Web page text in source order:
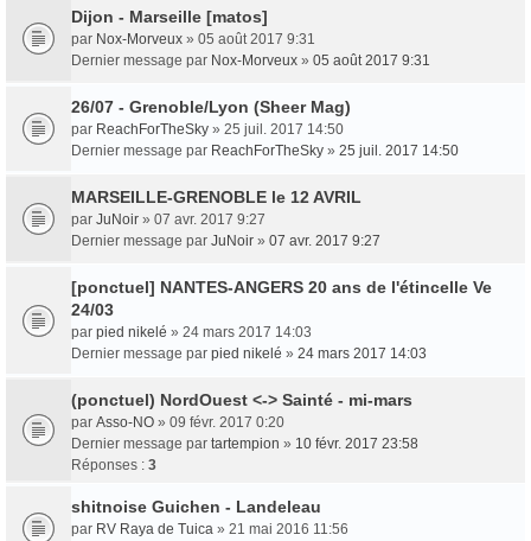
Dijon - Marseille [matos]
par Nox-Morveux » 05 août 2017 9:31
Dernier message par Nox-Morveux » 05 août 2017 9:31
26/07 - Grenoble/Lyon (Sheer Mag)
par ReachForTheSky » 25 juil. 2017 14:50
Dernier message par ReachForTheSky » 25 juil. 2017 14:50
MARSEILLE-GRENOBLE le 12 AVRIL
par JuNoir » 07 avr. 2017 9:27
Dernier message par JuNoir » 07 avr. 2017 9:27
[ponctuel] NANTES-ANGERS 20 ans de l'étincelle Ve
24/03
par pied nikelé » 24 mars 2017 14:03
Dernier message par pied nikelé » 24 mars 2017 14:03
(ponctuel) NordOuest <-> Sainté - mi-mars
par Asso-NO » 09 févr. 2017 0:20
Dernier message par tartempion » 10 févr. 2017 23:58
Réponses : 3
shitnoise Guichen - Landeleau
par RV Raya de Tuica » 21 mai 2016 11:56